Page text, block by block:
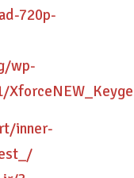
720p-
wp-
inner-